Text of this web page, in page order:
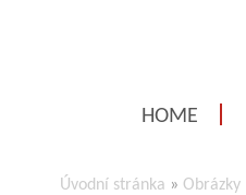
HOME
Úvodní stránka » Obrázky